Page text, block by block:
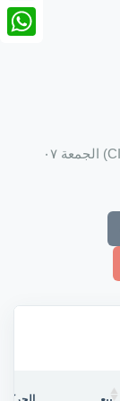
أسعار العملات فى البنك التجاري الدولي (CIB) الجمعة ٠٧